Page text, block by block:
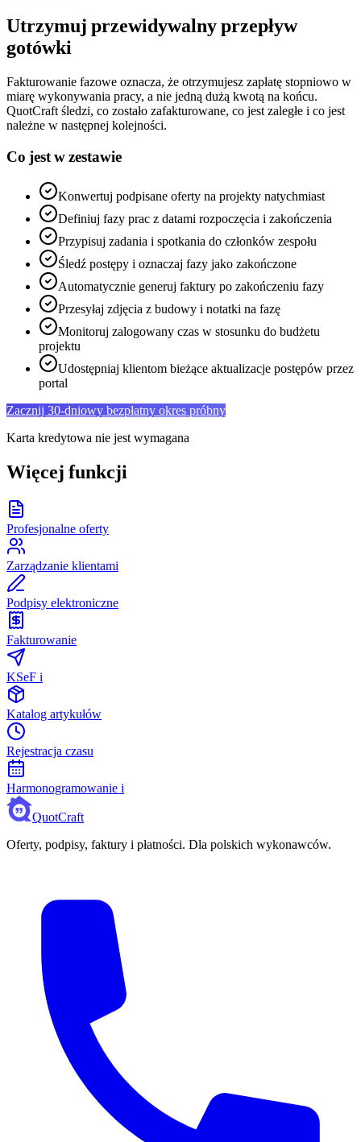
Utrzymuj przewidywalny przepływ
gotówki
Fakturowanie fazowe oznacza, że otrzymujesz zapłatę stopniowo w
miarę wykonywania pracy, a nie jedną dużą kwotą na końcu.
QuotCraft śledzi, co zostało zafakturowane, co jest zaległe i co jest
należne w następnej kolejności.
Co jest w zestawie
Konwertuj podpisane oferty na projekty natychmiast
Definiuj fazy prac z datami rozpoczęcia i zakończenia
Przypisuj zadania i spotkania do członków zespołu
Śledź postępy i oznaczaj fazy jako zakończone
Automatycznie generuj faktury po zakończeniu fazy
Przesyłaj zdjęcia z budowy i notatki na fazę
Monitoruj zalogowany czas w stosunku do budżetu
projektu
Udostępniaj klientom bieżące aktualizacje postępów przez
portal
Zacznij 30-dniowy bezpłatny okres próbny
Karta kredytowa nie jest wymagana
Więcej funkcji
Profesjonalne oferty
Zarządzanie klientami
Podpisy elektroniczne
Fakturowanie
KSeF i
Katalog artykułów
Rejestracja czasu
Harmonogramowanie i
QuotCraft
Oferty, podpisy, faktury i płatności. Dla polskich wykonawców.